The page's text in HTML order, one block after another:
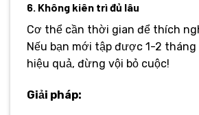
6. Không kiên trì đủ lâu
Cơ thể cần thời gian để thích
Nếu bạn mới tập được 1-2
hiệu quả, đừng vội bỏ cuộc!
Giải pháp: